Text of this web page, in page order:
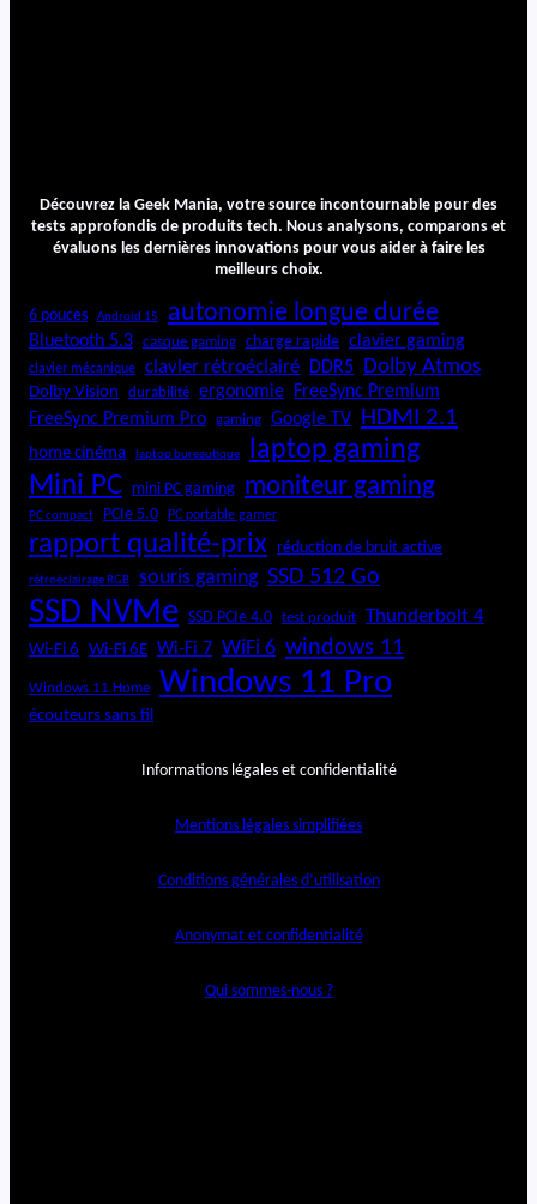
Découvrez la Geek Mania, votre source incontournable pour des
tests approfondis de produits tech. Nous analysons, comparons et
évaluons les dernières innovations pour vous aider à faire les
meilleurs choix.
6 pouces Android 15 autonomie longue durée
Bluetooth 5.3 casque gaming charge rapide clavier gaming
clavier mécanique clavier rétroéclairé DDR5 Dolby Atmos
Dolby Vision durabilité ergonomie FreeSync Premium
FreeSync Premium Pro
gaming Google TV HDMI 2.1
home cinéma laptop bureautique laptop gaming
Mini PC mini PC gaming moniteur gaming
PC compact PCIe 5.0 PC portable gamer
rapport qualité-prix réduction de bruit active
rétroéclairage RGB souris gaming SSD 512 Go
SSD NVMe SSD PCIe 4.0 test produit Thunderbolt 4
Wi-Fi 6 Wi-Fi 6E Wi-Fi 7 WiFi 6 windows 11
Windows 11 Home Windows 11 Pro
écouteurs sans fil
Informations légales et confidentialité
Mentions légales simplifiées
Conditions générales d’utilisation
Anonymat et confidentialité
Qui sommes-nous ?